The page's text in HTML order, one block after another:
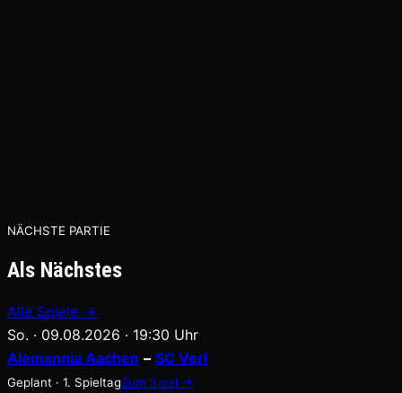
NÄCHSTE PARTIE
Als Nächstes
Alle Spiele →
So. · 09.08.2026 · 19:30 Uhr
Alemannia Aachen – SC Verl
Geplant · 1. SpieltagZum Spiel →